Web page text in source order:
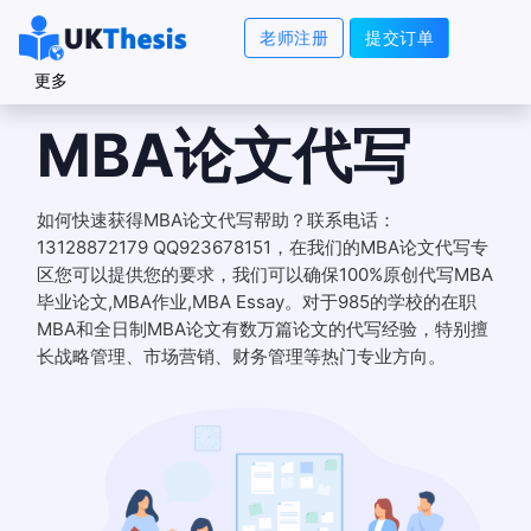
老师注册 提交订单
更多
MBA论文代写
如何快速获得MBA论文代写帮助？联系电话：
13128872179 QQ923678151，在我们的MBA论文代写专
区您可以提供您的要求，我们可以确保100%原创代写MBA
毕业论文,MBA作业,MBA Essay。对于985的学校的在职
MBA和全日制MBA论文有数万篇论文的代写经验，特别擅
长战略管理、市场营销、财务管理等热门专业方向。